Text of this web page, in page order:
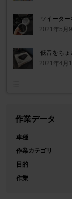
ツイータ
2021年5月
低音をちょ
2021年4月
作業データ
車種
作業カテゴリ
目的
作業